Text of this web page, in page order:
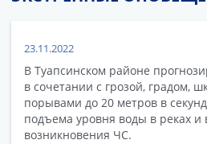
Публичные слушания и
Документы
23.11.2022
В Туапсинском районе
в сочетании с грозой, градом,
порывами до 20 метров в
подъема уровня воды в реках и
возникновения ЧС.